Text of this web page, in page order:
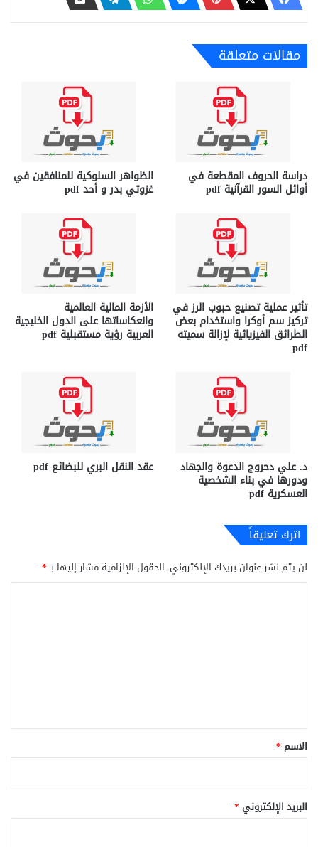
مقالات متعلقة
دراسة الحروف المقطعة في
أوائل السور القرآنية pdf
الظواهر السلوكية للمنافقين في
غزوتي بدر و أحد pdf
تأثير عملية تصنيع حبوب الرز في
تركيز سم أوكرا واستخدام بعض
الطرائق الفيزيائية لإزالة سميته
pdf
الأزمة المالية العالمية
وانعكاساتها على الدول الخليجية
العربية رؤية مستقبلية pdf
د. علي دحروج الدعوة والجهاد
ودورها في بناء الشخصية
العسكرية pdf
عقد النقل البري للبضائع pdf
اترك تعليقاً
لن يتم نشر عنوان بريدك الإلكتروني. الحقول الإلزامية مشار إليها بـ*
*
الاسم *
البريد الإلكتروني *